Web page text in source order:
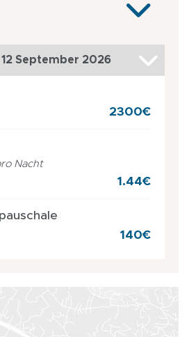
September 2026
2300€
Nacht
1.44€
140€